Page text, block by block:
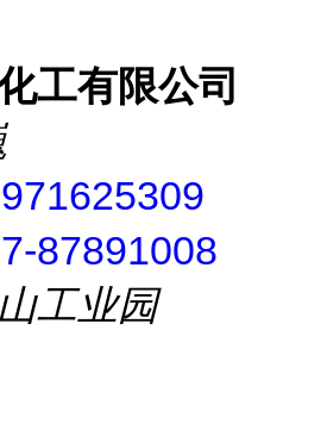
工有限公司
87891008
工业园